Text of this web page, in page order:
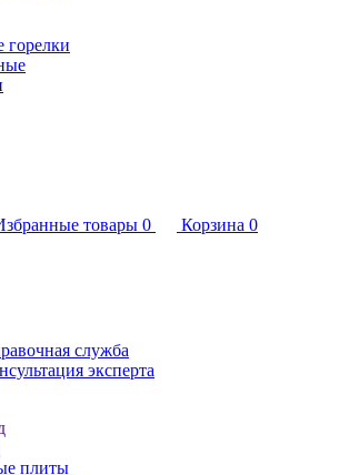
горелки
товары 0 Корзина 0
служба
эксперта
плиты